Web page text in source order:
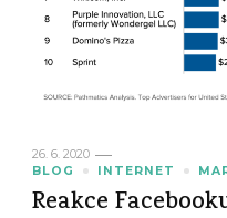
26. 6. 2020
BLOG
INTERNET
Reakce